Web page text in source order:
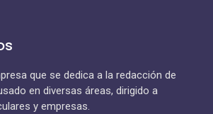
que se dedica a la redacción de
en diversas áreas, dirigido a
y empresas.